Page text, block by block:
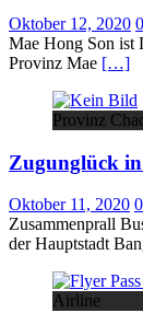
Oktober 12, 2020 0
Mae Hong Son ist
Provinz Mae […]
Provinz
Zugunglück
Oktober 11, 2020 0
Zusammenprall
der Hauptstadt
Airline